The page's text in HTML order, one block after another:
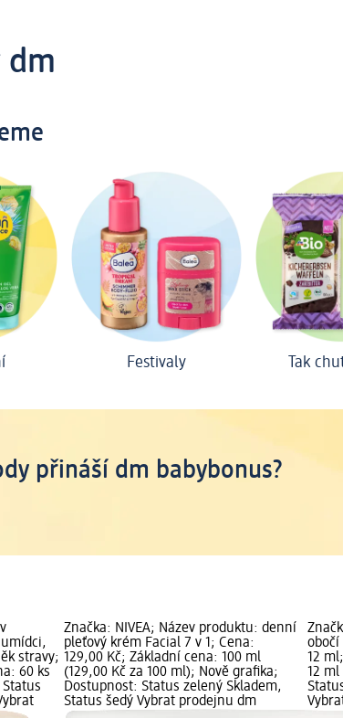
dm
Festivaly Tak
přináší dm babybonus?
stravy;
60 ks
Značka: NIVEA; Název produktu: denní
pleťový krém Facial 7 v 1; Cena:
129,00 Kč; Základní cena: 100 ml
(129,00 Kč za 100 ml); Nově grafika;
Dostupnost: Status zelený Skladem,
Status šedý Vybrat prodejnu dm
obočí
12
12 ml